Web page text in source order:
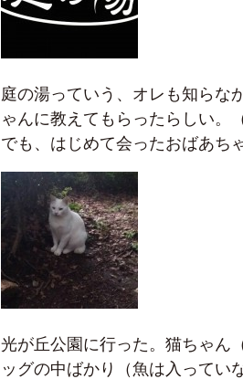
庭の湯っていう、オレも知らな
ゃんに教えてもらったらしい。
でも、はじめて会ったおばあち
光が丘公園に行った。猫ちゃん
ッグの中ばかり（魚は入ってい